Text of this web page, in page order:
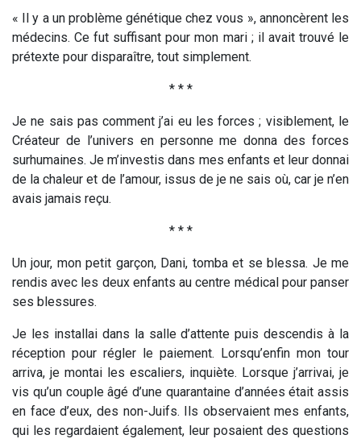
« Il y a un problème génétique chez vous », annoncèrent les
médecins. Ce fut suffisant pour mon mari ; il avait trouvé le
prétexte pour disparaître, tout simplement.
* * *
Je ne sais pas comment j’ai eu les forces ; visiblement, le
Créateur de l’univers en personne me donna des forces
surhumaines. Je m’investis dans mes enfants et leur donnai
de la chaleur et de l’amour, issus de je ne sais où, car je n’en
avais jamais reçu.
* * *
Un jour, mon petit garçon, Dani, tomba et se blessa. Je me
rendis avec les deux enfants au centre médical pour panser
ses blessures.
Je les installai dans la salle d’attente puis descendis à la
réception pour régler le paiement. Lorsqu’enfin mon tour
arriva, je montai les escaliers, inquiète. Lorsque j’arrivai, je
vis qu’un couple âgé d’une quarantaine d’années était assis
en face d’eux, des non-Juifs. Ils observaient mes enfants,
qui les regardaient également, leur posaient des questions